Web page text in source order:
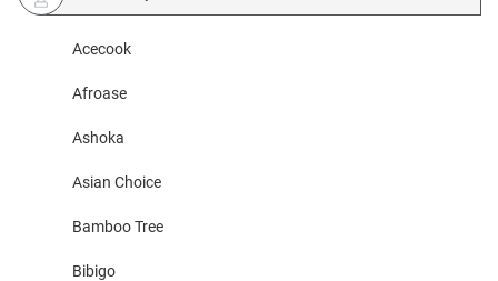
Acecook
Afroase
Ashoka
Asian Choice
Bamboo Tree
Bibigo